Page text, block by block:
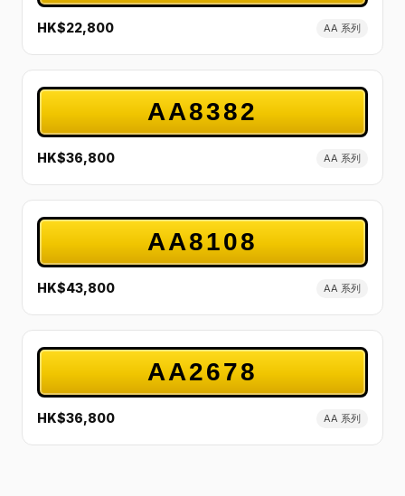
HK$22,800 AA 系列
AA8382
HK$36,800 AA 系列
AA8108
HK$43,800 AA 系列
AA2678
HK$36,800 AA 系列